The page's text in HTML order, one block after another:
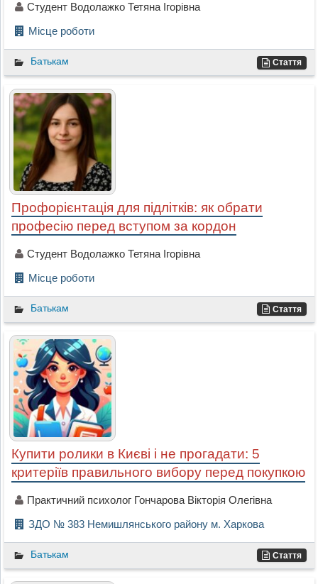
Студент Водолажко Тетяна Ігорівна
Місце роботи
Батькам Стаття
Профорієнтація для підлітків: як обрати
професію перед вступом за кордон
Студент Водолажко Тетяна Ігорівна
Місце роботи
Батькам Стаття
Купити ролики в Києві і не прогадати: 5
критеріїв правильного вибору перед покупкою
Практичний психолог Гончарова Вікторія Олегівна
ЗДО № 383 Немишлянського району м. Харкова
Батькам Стаття